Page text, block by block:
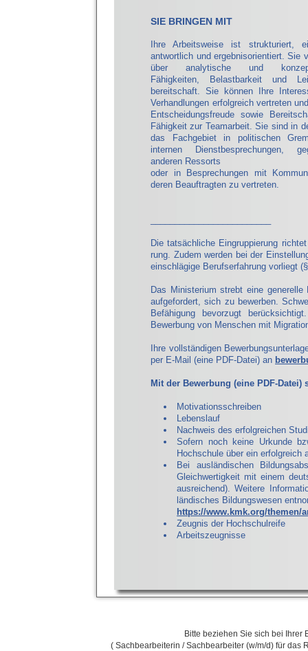
SIE BRINGEN MIT
Ihre Arbeitsweise ist strukturiert,
antwortlich und ergebnisorientiert. Sie
über analytische und
Fähigkeiten, Belastbarkeit und
bereitschaft. Sie können Ihre
Verhandlungen erfolgreich vertreten
Entscheidungsfreude sowie
Fähigkeit zur Teamarbeit. Sie sind in
das Fachgebiet in politi­schen
internen Dienstbe­sprechungen,
anderen Res­sorts
oder in Besprechungen mit
deren Beauftragten zu vertreten.
Die tatsächliche Eingruppierung
rung. Zudem werden bei der
einschlägige Berufserfahrung vorliegt
Das Ministerium strebt eine
aufgefordert, sich zu bewerben.
Befähigung bevorzugt
Bewer­bung von Menschen mit
Ihre vollständigen
per E-Mail (eine PDF-Datei) an
Mit der Bewerbung (eine PDF-Datei)
Motivationsschreiben
Lebenslauf
Nachweis des erfolgreichen
Sofern noch keine Urkunde
Hochschule über ein erfolgreich
Bei ausländischen
Gleichwertigkeit mit einem
ausreichend). Weitere
ländisches Bildungswesen
https://www.kmk.org/themen/
Zeugnis der Hochschulreife
Arbeitszeugnisse
Bitte beziehen Sie sich bei Ihrer
( Sachbearbeiterin / Sachbearbeiter (w/m/d) für das